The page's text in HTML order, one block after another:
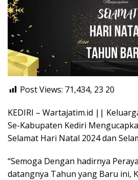
Post Views: 71,434, 23 20
KEDIRI – Wartajatim.id ||
Se-Kabupaten Kediri
Selamat Hari Natal 2024 dan
“Semoga Dengan hadirnya
datangnya Tahun yang Baru ini,